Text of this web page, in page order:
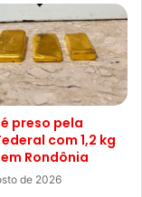
preso pela
com 1,2 kg
Rondônia
de 2026